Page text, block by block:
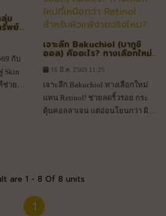
ม
พย์
กับ
Skin
ช่วยกู้
เจาะลึก Bakuchiol (บากูชิ
ออล) คืออะไร? ทางเลือกใหม่ที่
แพ้ง่ายจริงไหม?
16 มี.ค. 2569 11:25
เจาะลึก Bakuchiol ทางเลือกใหม่
แทน Retinol! ช่วยลดริ้วรอย กระ
ตุ้นคอลลาเจน แต่อ่อนโยนกว่า ผิว
are 1 - 8 Of 8 units
1